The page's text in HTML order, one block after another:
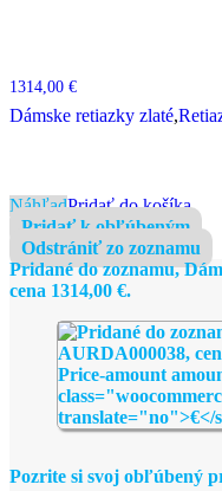
1314,00 €
Dámske retiazky zlaté,
NáhľadPridať do košíka
Pridať k obľúbeným
Odstrániť zo zoznamu
Pridané do zoznamu,
cena 1314,00 €.
Pozrite si svoj obľúbený